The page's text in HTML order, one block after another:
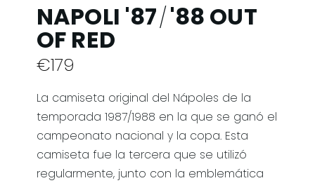
NAPOLI '87/'88 OUT
OF RED
€179
La camiseta original del Nápoles de la
temporada 1987/1988 en la que se ganó el
campeonato nacional y la copa. Esta
camiseta fue la tercera que se utilizó
regularmente, junto con la emblemática